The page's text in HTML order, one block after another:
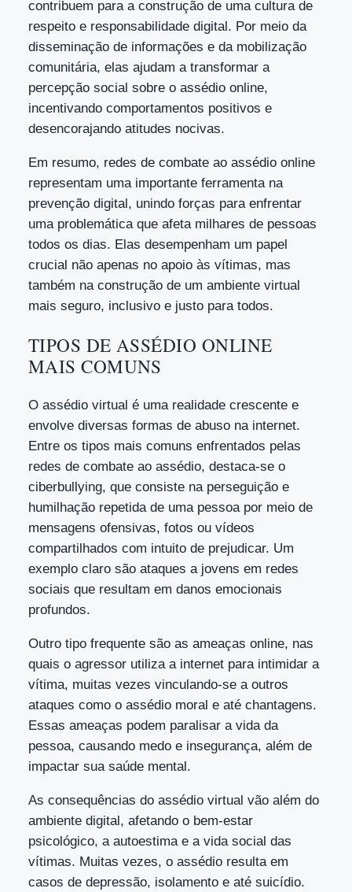
contribuem para a construção de uma cultura de
respeito e responsabilidade digital. Por meio da
disseminação de informações e da mobilização
comunitária, elas ajudam a transformar a
percepção social sobre o assédio online,
incentivando comportamentos positivos e
desencorajando atitudes nocivas.
Em resumo, redes de combate ao assédio online
representam uma importante ferramenta na
prevenção digital, unindo forças para enfrentar
uma problemática que afeta milhares de pessoas
todos os dias. Elas desempenham um papel
crucial não apenas no apoio às vítimas, mas
também na construção de um ambiente virtual
mais seguro, inclusivo e justo para todos.
TIPOS DE ASSÉDIO ONLINE
MAIS COMUNS
O assédio virtual é uma realidade crescente e
envolve diversas formas de abuso na internet.
Entre os tipos mais comuns enfrentados pelas
redes de combate ao assédio, destaca-se o
ciberbullying, que consiste na perseguição e
humilhação repetida de uma pessoa por meio de
mensagens ofensivas, fotos ou vídeos
compartilhados com intuito de prejudicar. Um
exemplo claro são ataques a jovens em redes
sociais que resultam em danos emocionais
profundos.
Outro tipo frequente são as ameaças online, nas
quais o agressor utiliza a internet para intimidar a
vítima, muitas vezes vinculando-se a outros
ataques como o assédio moral e até chantagens.
Essas ameaças podem paralisar a vida da
pessoa, causando medo e insegurança, além de
impactar sua saúde mental.
As consequências do assédio virtual vão além do
ambiente digital, afetando o bem-estar
psicológico, a autoestima e a vida social das
vítimas. Muitas vezes, o assédio resulta em
casos de depressão, isolamento e até suicídio.